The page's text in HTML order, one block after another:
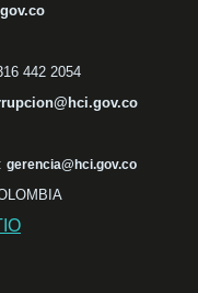
442 2054
gerencia@hci.gov.co